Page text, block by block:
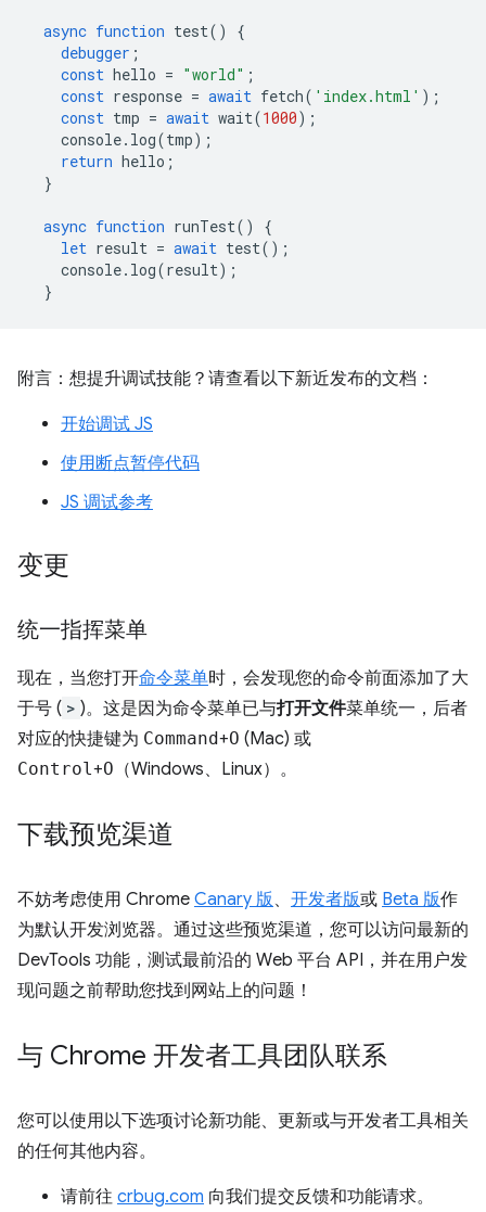
async function test()
{
debugger ;
const hello = "world" ;
const response = await fetch( 'index.html' );
const tmp = await wait(1000);
console. log(tmp);
return hello ;
}
async function runTest()
{
let result = await test();
console. log(result);
}
附言：想提升调试技能？请查看以下新近发布的文档：
开始调试 JS
使用断点暂停代码
JS 调试参考
变更
统一指挥菜单
现在，当您打开命令菜单时，会发现您的命令前面添加了大
于号 ( > )。这是因为命令菜单已与打开文件菜单统一，后者
对应的快捷键为 Command+O (Mac) 或
Control+O （Windows、Linux）。
下载预览渠道
不妨考虑使用 Chrome Canary 版、 开发者版或 Beta 版作
为默认开发浏览器。通过这些预览渠道，您可以访问最新的
DevTools 功能，测试最前沿的 Web 平台 API，并在用户发
现问题之前帮助您找到网站上的问题！
与 Chrome 开发者工具团队联系
您可以使用以下选项讨论新功能、更新或与开发者工具相关
的任何其他内容。
请前往 crbug.com 向我们提交反馈和功能请求。